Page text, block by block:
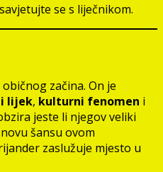
se s liječnikom.
začina. On je
lijek, kulturni fenomen i
jeste li njegov veliki
šansu ovom
zaslužuje mjesto u